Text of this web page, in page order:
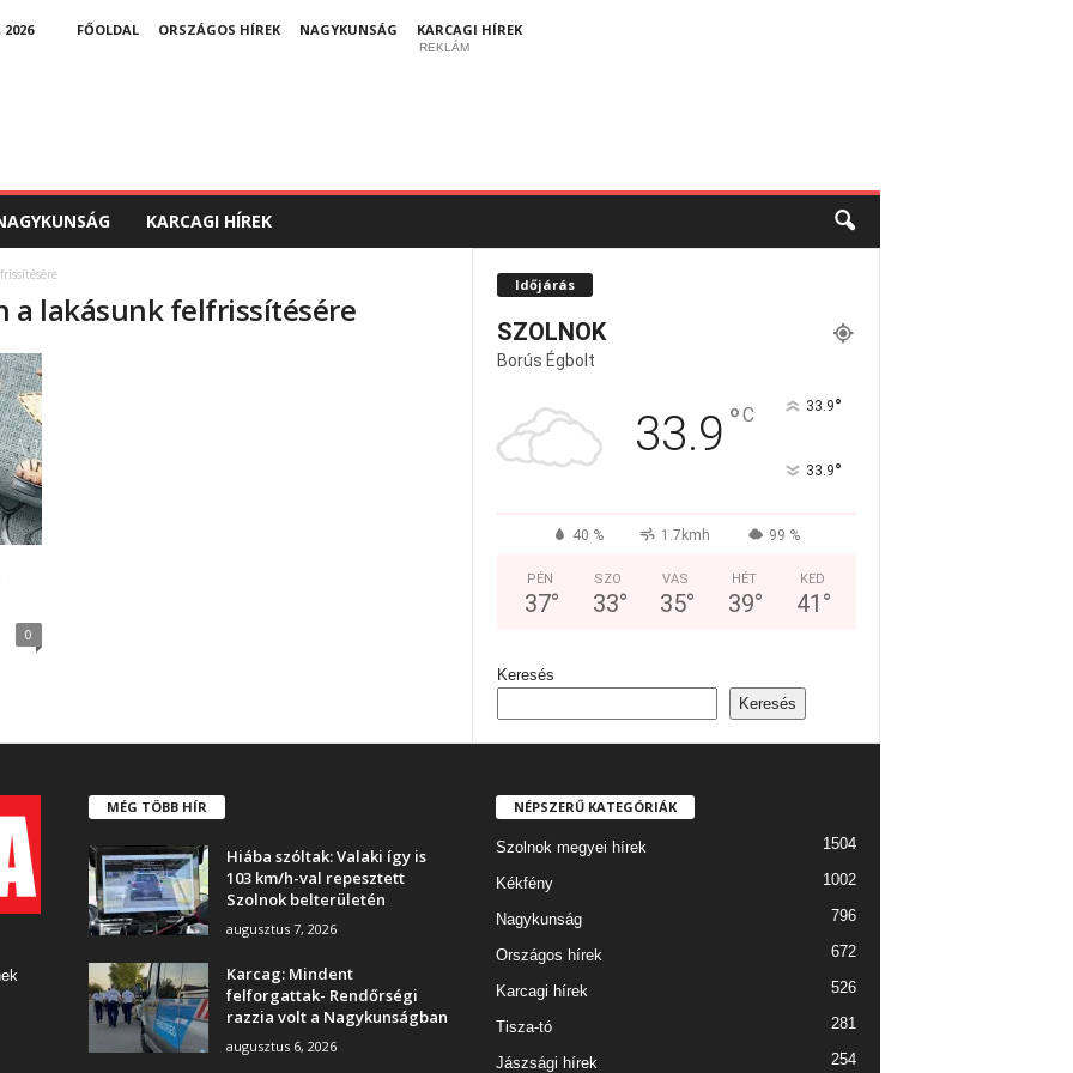
FŐOLDAL ORSZÁGOS HÍREK NAGYKUNSÁG
KARCAGI HÍREK
REKLÁM
KARCAGI HÍREK
a lakásunk felfrissítésére
0
Időjárás
SZOLNOK
Borús Égbolt
33.9 °C 33.9°
33.9°
40 % 1.7kmh 99 %
PÉN
37°
SZO
33°
VAS
35°
HÉT
39°
KED
41 °
Keresés
Keresés
MÉG TÖBB HÍR
Hiába szóltak: Valaki így is
103 km/h-val repesztett
Szolnok belterületén
augusztus 7, 2026
Karcag: Mindent
felforgattak- Rendőrségi
razzia volt a Nagykunságban
augusztus 6, 2026
NÉPSZERŰ KATEGÓRIÁK
Szolnok megyei hírek 1504
Kékfény 1002
Nagykunság 796
Országos hírek 672
Karcagi hírek 526
Tisza-tó 281
Jászsági hírek 254